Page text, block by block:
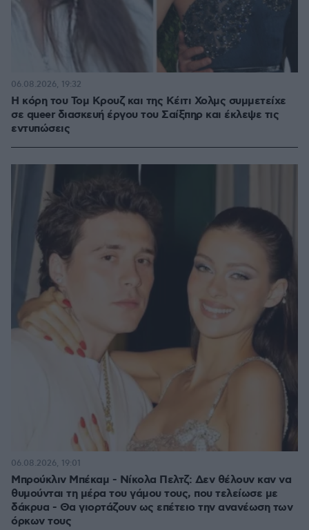
Η κόρη του Τομ Κρουζ και της Κέιτι Χολμς συμμετείχε
σε queer διασκευή έργου του Σαίξπηρ και έκλεψε τις
εντυπώσεις
06.08.2026, 19:32
Μπρούκλιν Μπέκαμ - Νίκολα Πελτζ: Δεν θέλουν καν να
θυμούνται τη μέρα του γάμου τους, που τελείωσε με
δάκρυα - Θα γιορτάζουν ως επέτειο την ανανέωση των
όρκων τους
06.08.2026, 19:01